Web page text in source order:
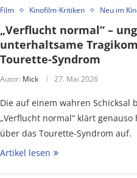
Film Kinofilm-Kritiken Neu im
„Verflucht normal“ –
unterhaltsame
Tourette-Syndrom
Autor: Mick 27. Mai 2026
Die auf einem wahren Schicksal
„Verflucht normal“ klärt
über das Tourette-Syndrom auf.
Artikel lesen